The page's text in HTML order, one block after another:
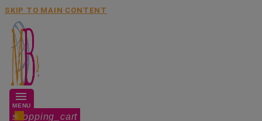
SKIP TO MAIN CONTENT
MENU
shopping_cart
0